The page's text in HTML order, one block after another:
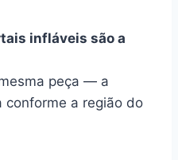
infláveis são a
peça — a
conforme a região do